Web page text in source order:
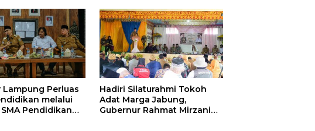
Lampung Perluas
melalui
Pendidikan
Hadiri Silaturahmi Tokoh
Adat Marga Jabung,
Gubernur Rahmat Mirzani